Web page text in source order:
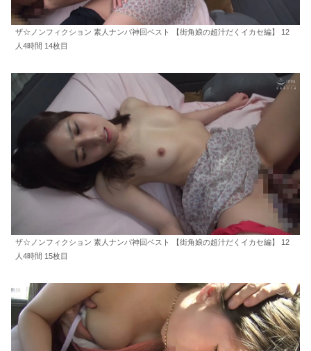
ザ☆ノンフィクション 素人ナンパ神回ベスト 【街角娘の超汁だくイカセ編】 12
人4時間 14枚目
ザ☆ノンフィクション 素人ナンパ神回ベスト 【街角娘の超汁だくイカセ編】 12
人4時間 15枚目